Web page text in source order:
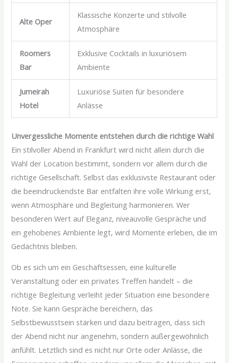
Alte Oper
Klassische Konzerte und stilvolle
Atmosphäre
Roomers
Bar
Exklusive Cocktails in luxuriösem
Ambiente
Jumeirah
Hotel
Luxuriöse Suiten für besondere
Anlässe
Unvergessliche Momente entstehen durch die richtige Wahl
Ein stilvoller Abend in Frankfurt wird nicht allein durch die
Wahl der Location bestimmt, sondern vor allem durch die
richtige Gesellschaft. Selbst das exklusivste Restaurant oder
die beeindruckendste Bar entfalten ihre volle Wirkung erst,
wenn Atmosphäre und Begleitung harmonieren. Wer
besonderen Wert auf Eleganz, niveauvolle Gespräche und
ein gehobenes Ambiente legt, wird Momente erleben, die im
Gedächtnis bleiben.
Ob es sich um ein Geschäftsessen, eine kulturelle
Veranstaltung oder ein privates Treffen handelt – die
richtige Begleitung verleiht jeder Situation eine besondere
Note. Sie kann Gespräche bereichern, das
Selbstbewusstsein stärken und dazu beitragen, dass sich
der Abend nicht nur angenehm, sondern außergewöhnlich
anfühlt. Letztlich sind es nicht nur Orte oder Anlässe, die